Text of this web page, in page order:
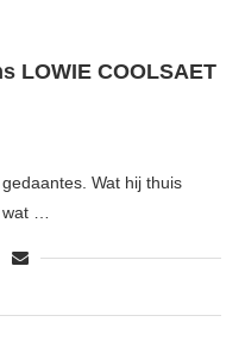
LOWIE COOLSAET
Wat hij thuis
wat …